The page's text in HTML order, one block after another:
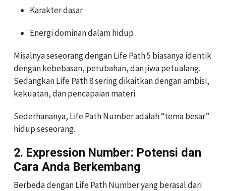
Karakter dasar
Energi dominan dalam hidup
Misalnya seseorang dengan Life Path 5 biasanya identik
dengan kebebasan, perubahan, dan jiwa petualang.
Sedangkan Life Path 8 sering dikaitkan dengan ambisi,
kekuatan, dan pencapaian materi.
Sederhananya, Life Path Number adalah “tema besar”
hidup seseorang.
2. Expression Number: Potensi dan
Cara Anda Berkembang
Berbeda dengan Life Path Number yang berasal dari